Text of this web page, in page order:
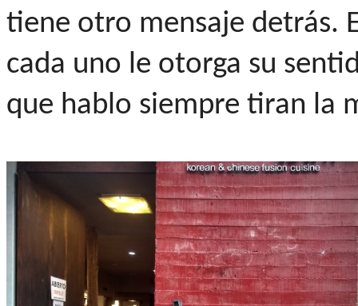
tiene otro mensaje detrás.
cada uno le otorga su
que hablo siempre tiran la